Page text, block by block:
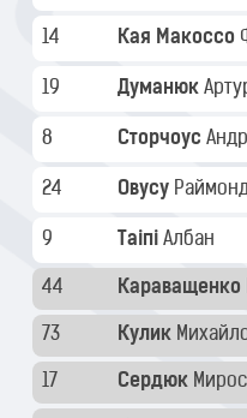
14 Кая Макоссо
19 Думанюк
8 Сторчоус
24 Овусу
9 Таіпі Албан
44 Караващенко
73 Кулик
17 Сердюк